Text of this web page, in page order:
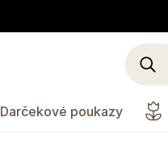
Darčekové poukazy